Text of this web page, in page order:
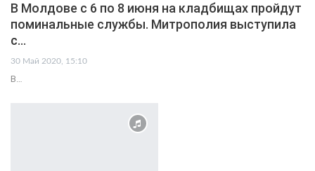
В Молдове с 6 по 8 июня на кладбищах пройдут
поминальные службы. Митрополия выступила
с…
30 Май 2020, 15:10
В…